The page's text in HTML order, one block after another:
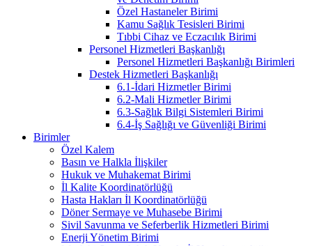
Özel Hastaneler Birimi
Kamu Sağlık Tesisleri Birimi
Tıbbi Cihaz ve Eczacılık Birimi
Personel Hizmetleri Başkanlığı
Personel Hizmetleri Başkanlığı Birimleri
Destek Hizmetleri Başkanlığı
6.1-İdari Hizmetler Birimi
6.2-Mali Hizmetler Birimi
6.3-Sağlık Bilgi Sistemleri Birimi
6.4-İş Sağlığı ve Güvenliği Birimi
Birimler
Özel Kalem
Basın ve Halkla İlişkiler
Hukuk ve Muhakemat Birimi
İl Kalite Koordinatörlüğü
Hasta Hakları İl Koordinatörlüğü
Döner Sermaye ve Muhasebe Birimi
Sivil Savunma ve Seferberlik Hizmetleri Birimi
Enerji Yönetim Birimi